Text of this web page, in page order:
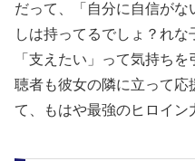
だって、「自分に自信が
しは持ってるでしょ？れ
「支えたい」って気持ち
聴者も彼女の隣に立って応
て、もはや最強のヒロイン